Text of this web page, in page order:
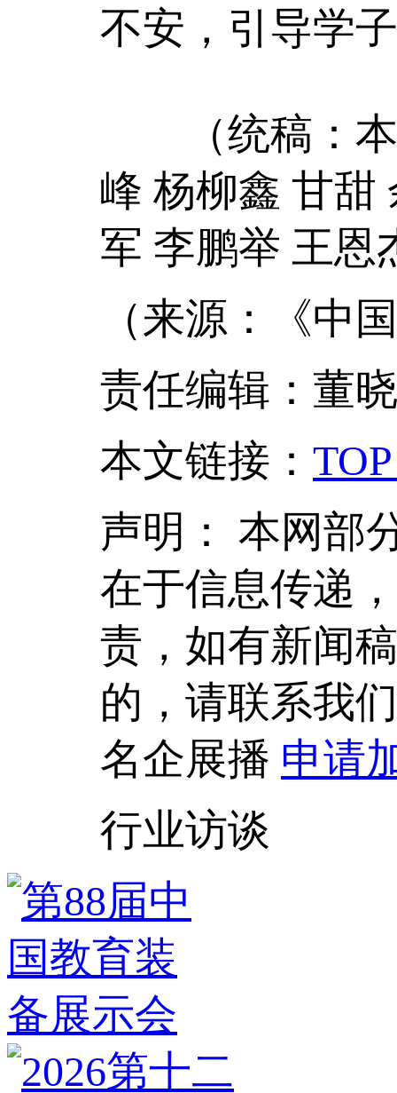
不安，引导学
（统稿：本
峰 杨柳鑫 甘甜
军 李鹏举 王恩
（来源：《中
责任编辑：董
本文链接 ：
声明： 本网部
在于信息传递
责，如有新闻
的，请联系我
名企展播 申请
行业访谈